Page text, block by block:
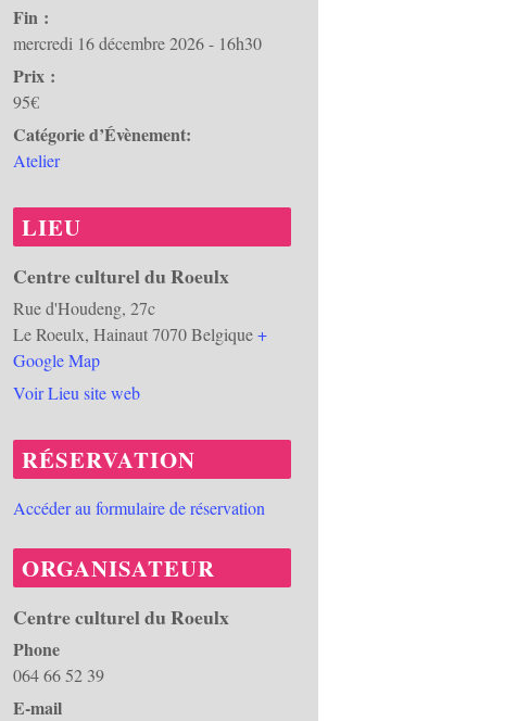
Fin :
mercredi 16 décembre 2026 - 16h30
Prix :
95€
Catégorie d’Évènement:
Atelier
LIEU
Centre culturel du Roeulx
Rue d'Houdeng, 27c
Le Roeulx, Hainaut7070Belgique+
Google Map
Voir Lieu site web
RÉSERVATION
Accéder au formulaire de réservation
ORGANISATEUR
Centre culturel du Roeulx
Phone
064 66 52 39
E-mail